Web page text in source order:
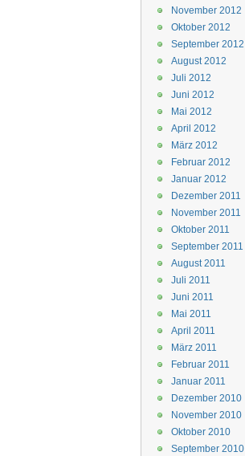
November 2012
Oktober 2012
September 2012
August 2012
Juli 2012
Juni 2012
Mai 2012
April 2012
März 2012
Februar 2012
Januar 2012
Dezember 2011
November 2011
Oktober 2011
September 2011
August 2011
Juli 2011
Juni 2011
Mai 2011
April 2011
März 2011
Februar 2011
Januar 2011
Dezember 2010
November 2010
Oktober 2010
September 2010